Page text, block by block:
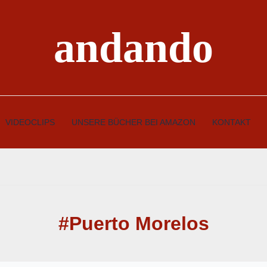
andando
VIDEOCLIPS UNSERE BÜCHER BEI AMAZON KONTAKT
#Puerto Morelos